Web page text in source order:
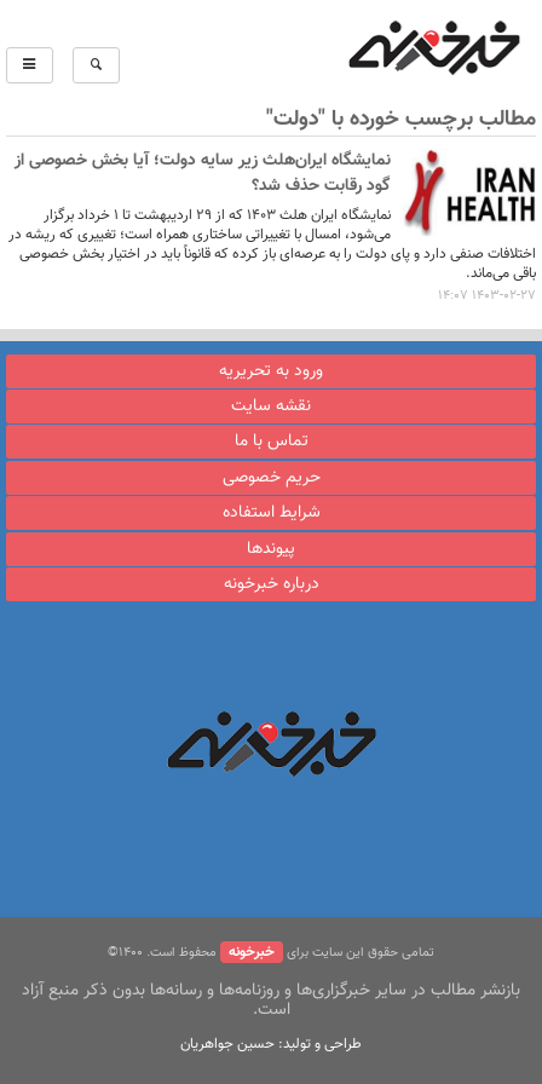
مطالب برچسب خورده با "دولت"
نمایشگاه ایران‌هلث زیر سایه دولت؛ آیا بخش خصوصی از
گود رقابت حذف شد؟
نمایشگاه ایران هلث ۱۴۰۳ که از ۲۹ اردیبهشت تا ۱ خرداد برگزار
می‌شود، امسال با تغییراتی ساختاری همراه است؛ تغییری که ریشه در
اختلافات صنفی دارد و پای دولت را به عرصه‌ای باز کرده که قانوناً باید در اختیار بخش خصوصی
باقی می‌ماند.
1403-02-27 14:07
ورود به تحریریه
نقشه سایت
تماس با ما
حریم خصوصی
شرایط استفاده
پیوندها
درباره خبرخونه
تمامی حقوق این سایت برای خبرخونه محفوظ است. ۱400©
بازنشر مطالب در سایر خبرگزاری‌ها و روزنامه‌ها و رسانه‌ها بدون ذکر منبع آزاد
است.
طراحی و تولید: حسین جواهریان